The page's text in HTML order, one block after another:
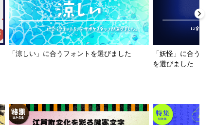
「涼しい」に合うフォントを選びました
「妖怪」に合うフ
を選びました